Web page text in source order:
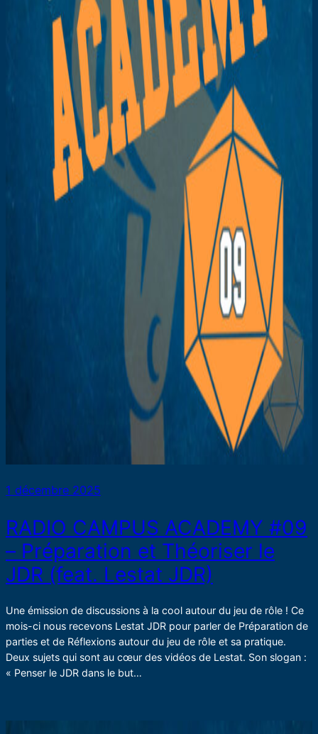
1 décembre 2025
RADIO CAMPUS ACADEMY #09
– Préparation et Théoriser le
JDR (feat. Lestat JDR)
Une émission de discussions à la cool autour du jeu de rôle ! Ce
mois-ci nous recevons Lestat JDR pour parler de Préparation de
parties et de Réflexions autour du jeu de rôle et sa pratique.
Deux sujets qui sont au cœur des vidéos de Lestat. Son slogan :
« Penser le JDR dans le but…